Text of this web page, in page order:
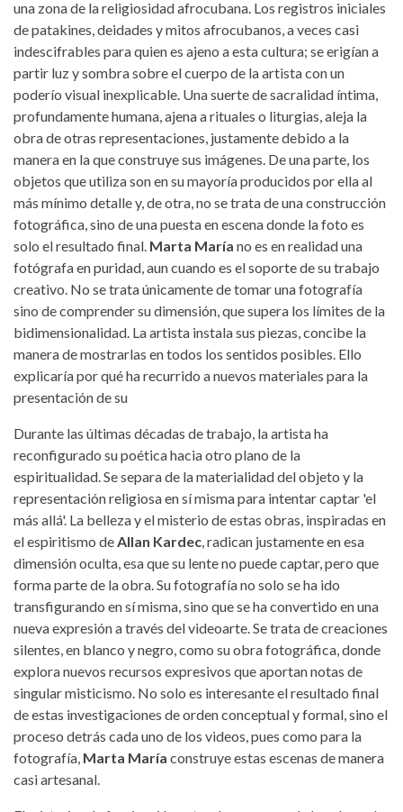
una zona de la religiosidad afrocubana. Los registros iniciales
de patakines, deidades y mitos afrocubanos, a veces casi
indescifrables para quien es ajeno a esta cultura; se erigían a
partir luz y sombra sobre el cuerpo de la artista con un
poderío visual inexplicable. Una suerte de sacralidad íntima,
profundamente humana, ajena a rituales o liturgias, aleja la
obra de otras representaciones, justamente debido a la
manera en la que construye sus imágenes. De una parte, los
objetos que utiliza son en su mayoría producidos por ella al
más mínimo detalle y, de otra, no se trata de una construcción
fotográfica, sino de una puesta en escena donde la foto es
solo el resultado final. Marta María no es en realidad una
fotógrafa en puridad, aun cuando es el soporte de su trabajo
creativo. No se trata únicamente de tomar una fotografía
sino de comprender su dimensión, que supera los límites de la
bidimensionalidad. La artista instala sus piezas, concibe la
manera de mostrarlas en todos los sentidos posibles. Ello
explicaría por qué ha recurrido a nuevos materiales para la
presentación de su
Durante las últimas décadas de trabajo, la artista ha
reconfigurado su poética hacia otro plano de la
espiritualidad. Se separa de la materialidad del objeto y la
representación religiosa en sí misma para intentar captar 'el
más allá'. La belleza y el misterio de estas obras, inspiradas en
el espiritismo deAllan Kardec, radican justamente en esa
dimensión oculta, esa que su lente no puede captar, pero que
forma parte de la obra. Su fotografía no solo se ha ido
transfigurando en sí misma, sino que se ha convertido en una
nueva expresión a través del videoarte. Se trata de creaciones
silentes, en blanco y negro, como su obra fotográfica, donde
explora nuevos recursos expresivos que aportan notas de
singular misticismo. No solo es interesante el resultado final
de estas investigaciones de orden conceptual y formal, sino el
proceso detrás cada uno de los videos, pues como para la
fotografía, Marta María construye estas escenas de manera
casi artesanal.